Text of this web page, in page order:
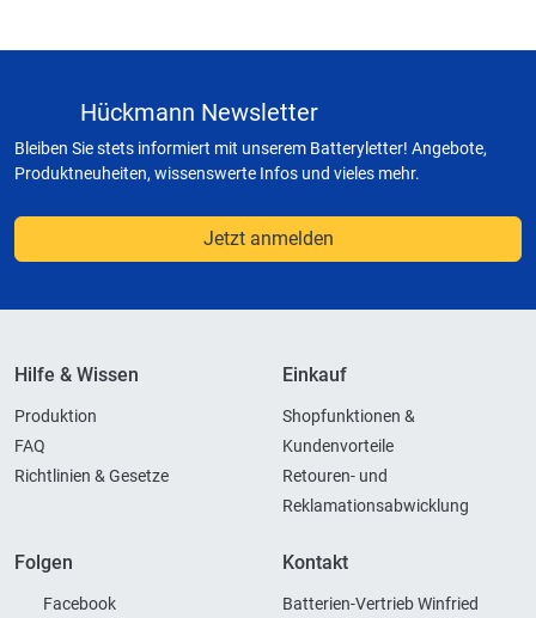
Hückmann Newsletter
Bleiben Sie stets informiert mit unserem Batteryletter! Angebote,
Produktneuheiten, wissenswerte Infos und vieles mehr.
Jetzt anmelden
Hilfe & Wissen
Produktion
FAQ
Richtlinien & Gesetze
Einkauf
Shopfunktionen &
Kundenvorteile
Retouren- und
Reklamationsabwicklung
Folgen
Facebook
Kontakt
Batterien-Vertrieb Winfried